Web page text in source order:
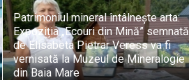
Patrimoniul mineral întâlnește arta:
Expoziția „Ecouri din Mină” semnată
de Elisabeta Pietrar Veress va fi
vernisată la Muzeul de Mineralogie
din Baia Mare